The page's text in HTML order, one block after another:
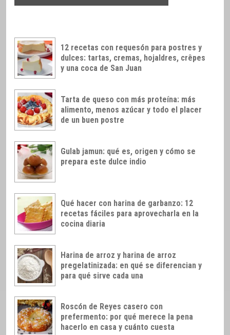
12 recetas con requesón para postres y
dulces: tartas, cremas, hojaldres, crêpes
y una coca de San Juan
Tarta de queso con más proteína: más
alimento, menos azúcar y todo el placer
de un buen postre
Gulab jamun: qué es, origen y cómo se
prepara este dulce indio
Qué hacer con harina de garbanzo: 12
recetas fáciles para aprovecharla en la
cocina diaria
Harina de arroz y harina de arroz
pregelatinizada: en qué se diferencian y
para qué sirve cada una
Roscón de Reyes casero con
prefermento: por qué merece la pena
hacerlo en casa y cuánto cuesta